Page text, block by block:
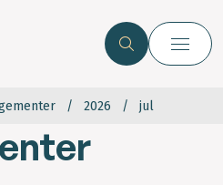
2026 jul